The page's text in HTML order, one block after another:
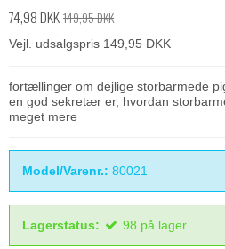
74,98 DKK149,95 DKK
Vejl. udsalgspris 149,95 DKK
fortællinger om dejlige storbarmede
en god sekretær er, hvordan
meget mere
Model/Varenr.: 80021
Lagerstatus: 98 på lager